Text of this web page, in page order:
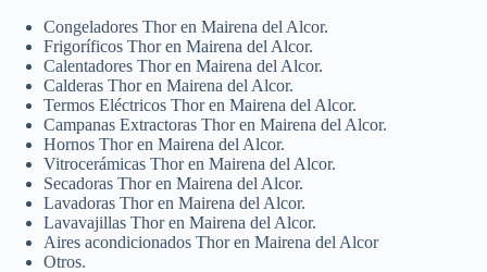
Congeladores Thor en Mairena del Alcor.
Frigoríficos Thor en Mairena del Alcor.
Calentadores Thor en Mairena del Alcor.
Calderas Thor en Mairena del Alcor.
Termos Eléctricos Thor en Mairena del Alcor.
Campanas Extractoras Thor en Mairena del Alcor.
Hornos Thor en Mairena del Alcor.
Vitrocerámicas Thor en Mairena del Alcor.
Secadoras Thor en Mairena del Alcor.
Lavadoras Thor en Mairena del Alcor.
Lavavajillas Thor en Mairena del Alcor.
Aires acondicionados Thor en Mairena del Alcor
Otros.